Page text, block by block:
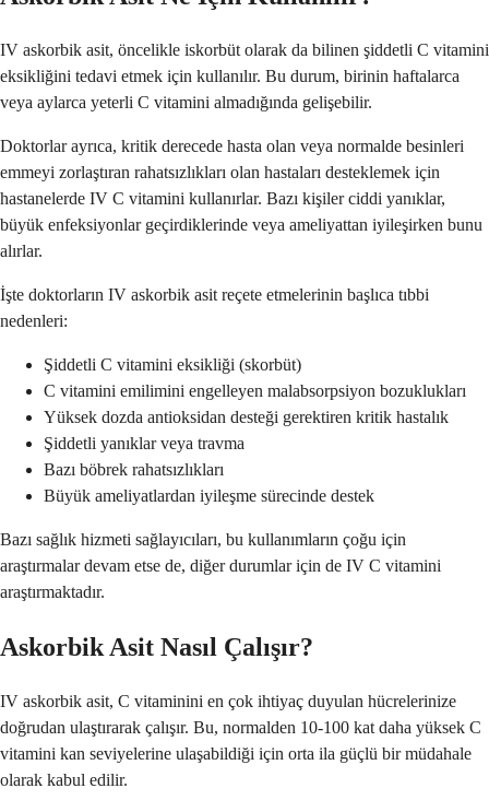
IV askorbik asit, öncelikle iskorbüt olarak da bilinen şiddetli C vitamini
eksikliğini tedavi etmek için kullanılır. Bu durum, birinin haftalarca
veya aylarca yeterli C vitamini almadığında gelişebilir.
Doktorlar ayrıca, kritik derecede hasta olan veya normalde besinleri
emmeyi zorlaştıran rahatsızlıkları olan hastaları desteklemek için
hastanelerde IV C vitamini kullanırlar. Bazı kişiler ciddi yanıklar,
büyük enfeksiyonlar geçirdiklerinde veya ameliyattan iyileşirken bunu
alırlar.
İşte doktorların IV askorbik asit reçete etmelerinin başlıca tıbbi
nedenleri:
Şiddetli C vitamini eksikliği (skorbüt)
C vitamini emilimini engelleyen malabsorpsiyon bozuklukları
Yüksek dozda antioksidan desteği gerektiren kritik hastalık
Şiddetli yanıklar veya travma
Bazı böbrek rahatsızlıkları
Büyük ameliyatlardan iyileşme sürecinde destek
Bazı sağlık hizmeti sağlayıcıları, bu kullanımların çoğu için
araştırmalar devam etse de, diğer durumlar için de IV C vitamini
araştırmaktadır.
Askorbik Asit Nasıl Çalışır?
IV askorbik asit, C vitaminini en çok ihtiyaç duyulan hücrelerinize
doğrudan ulaştırarak çalışır. Bu, normalden 10-100 kat daha yüksek C
vitamini kan seviyelerine ulaşabildiği için orta ila güçlü bir müdahale
olarak kabul edilir.